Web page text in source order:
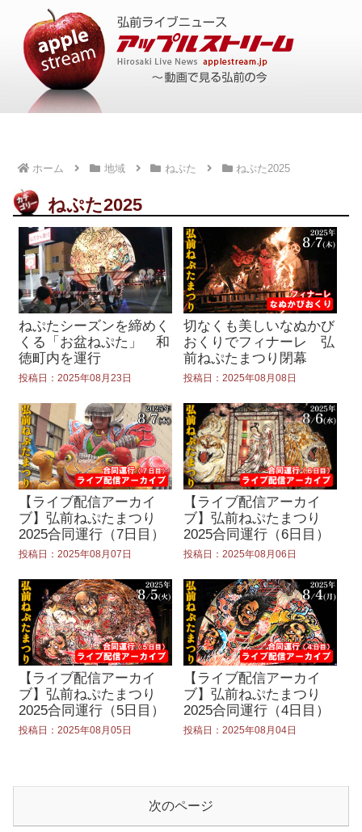
ホーム 地域 ねぷた ねぷた2025
ねぷた2025
ねぷたシーズンを締めく
くる「お盆ねぷた」 和
徳町内を運行
投稿日：2025年08月23日
切なくも美しいなぬかび
おくりでフィナーレ 弘
前ねぷたまつり閉幕
投稿日：2025年08月08日
【ライブ配信アーカイ
ブ】弘前ねぷたまつり
2025合同運行（7日目）
投稿日：2025年08月07日
【ライブ配信アーカイ
ブ】弘前ねぷたまつり
2025合同運行（6日目）
投稿日：2025年08月06日
【ライブ配信アーカイ
ブ】弘前ねぷたまつり
2025合同運行（5日目）
投稿日：2025年08月05日
【ライブ配信アーカイ
ブ】弘前ねぷたまつり
2025合同運行（4日目）
投稿日：2025年08月04日
次のページ